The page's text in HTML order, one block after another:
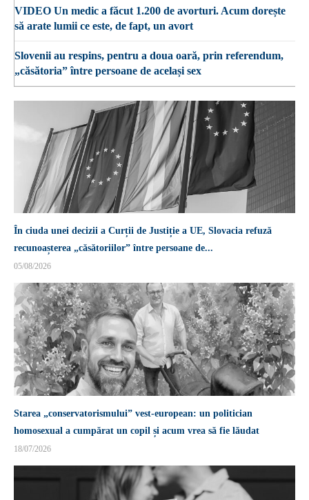
În ciuda unei decizii a Curții de Justiție a UE, Slovacia refuză
recunoașterea „căsătoriilor” între persoane de...
05/08/2026
Starea „conservatorismului” vest-european: un politician
homosexual a cumpărat un copil și acum vrea să fie lăudat
18/07/2026
VIDEO Un medic a făcut 1.200 de avorturi. Acum dorește
să arate lumii ce este, de fapt, un avort
Slovenii au respins, pentru a doua oară, prin referendum,
„căsătoria” între persoane de același sex